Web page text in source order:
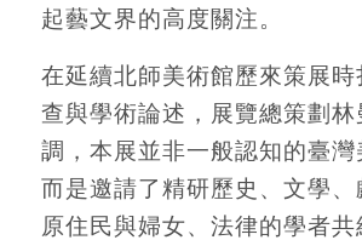
起藝文界的高度關注。
在延續北師美術館歷來策展
查與學術論述，展覽總策劃
調，本展並非一般認知的臺灣
而是邀請了精研歷史、文學、
原住民與婦女、法律的學者